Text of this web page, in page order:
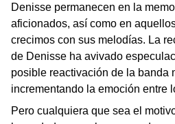
Denisse permanecen en la
aficionados, así como en
crecimos con sus melodías. La
de Denisse ha avivado
posible reactivación de la banda
incrementando la emoción entre
Pero cualquiera que sea el